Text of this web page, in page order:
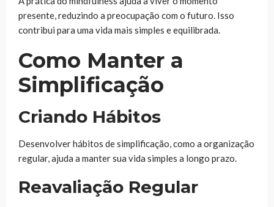
presente, reduzindo a preocupação com o futuro. Isso
contribui para uma vida mais simples e equilibrada.
Como Manter a
Simplificação
Criando Hábitos
Desenvolver hábitos de simplificação, como a organização
regular, ajuda a manter sua vida simples a longo prazo.
Reavaliação Regular